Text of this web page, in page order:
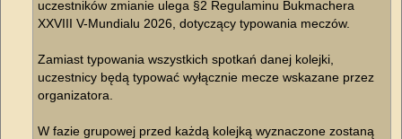
uczestników zmianie ulega §2 Regulaminu Bukmachera
XXVIII V-Mundialu 2026, dotyczący typowania meczów.
Zamiast typowania wszystkich spotkań danej kolejki,
uczestnicy będą typować wyłącznie mecze wskazane przez
organizatora.
W fazie grupowej przed każdą kolejką wyznaczone zostaną